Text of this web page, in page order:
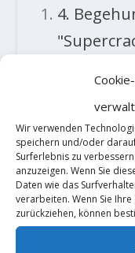
Wir verwenden
speichern und/oder
Surferlebnis zu
anzuzeigen. Wenn Sie
Daten wie das
verarbeiten. Wenn Sie
zurückziehen, können
4.
Spiele in
Route
Jahr 2016
von
Julia
Neuf" 9a